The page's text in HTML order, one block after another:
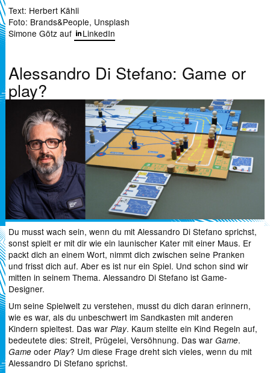
Text: Herbert Kähli
Foto: Brands&People, Unsplash
Simone Götz auf
LinkedIn
Alessandro Di Stefano: Game or
play?
Du musst wach sein, wenn du mit Alessandro Di Stefano sprichst,
sonst spielt er mit dir wie ein launischer Kater mit einer Maus. Er
packt dich an einem Wort, nimmt dich zwischen seine Pranken
und frisst dich auf. Aber es ist nur ein Spiel. Und schon sind wir
mitten in seinem Thema. Alessandro Di Stefano ist Game-
Designer.
Um seine Spielwelt zu verstehen, musst du dich daran erinnern,
wie es war, als du unbeschwert im Sandkasten mit anderen
Kindern spieltest. Das warPlay. Kaum stellte ein Kind Regeln auf,
bedeutete dies: Streit, Prügelei, Versöhnung. Das warGame.
Game oderPlay? Um diese Frage dreht sich vieles, wenn du mit
Alessandro Di Stefano sprichst.